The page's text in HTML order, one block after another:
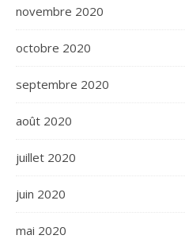
novembre 2020
octobre 2020
septembre 2020
août 2020
juillet 2020
juin 2020
mai 2020